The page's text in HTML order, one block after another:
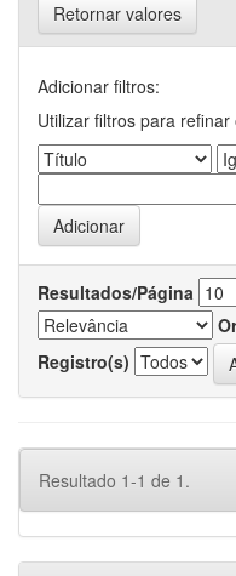
Retornar valores
Adicionar filtros:
Utilizar filtros para
Resultados/Página
Registro(s)
Resultado 1-1 de 1.